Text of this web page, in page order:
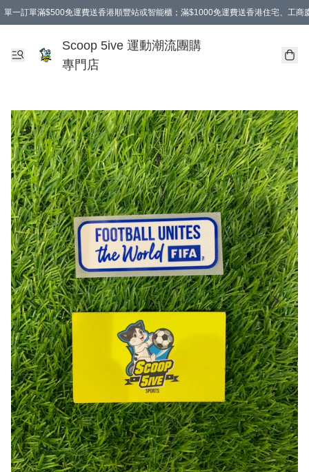
單一訂單滿$500免運費送香港順豐站或智能櫃；滿$1000免運費送香港住宅、工商
Scoop 5ive 運動潮流團購
專門店